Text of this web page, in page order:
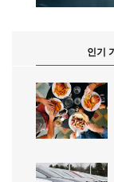
인기